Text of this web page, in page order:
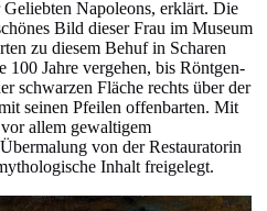
Napoleons, erklärt. Die
Bild dieser Frau im Museum
zu diesem Behuf in Scharen
100 Jahre vergehen, bis Röntgen-
schwarzen Fläche rechts über der
seinen Pfeilen offenbarten. Mit
allem gewaltigem
von der Restauratorin
Inhalt freigelegt.